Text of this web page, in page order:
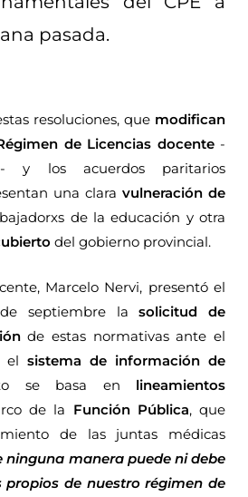
pasada.
resoluciones, que modifican
de Licencias docente-
y los acuerdos paritarios
una clara vulneración de
de la educación y otra
del gobierno provincial.
Marcelo Nervi, presentó el
septiembre la solicitud de
de estas normativas ante el
el sistema de información de
se basa en lineamientos
de la Función Pública, que
de las juntas médicas
ninguna manera puede ni debe
de nuestro régimen de